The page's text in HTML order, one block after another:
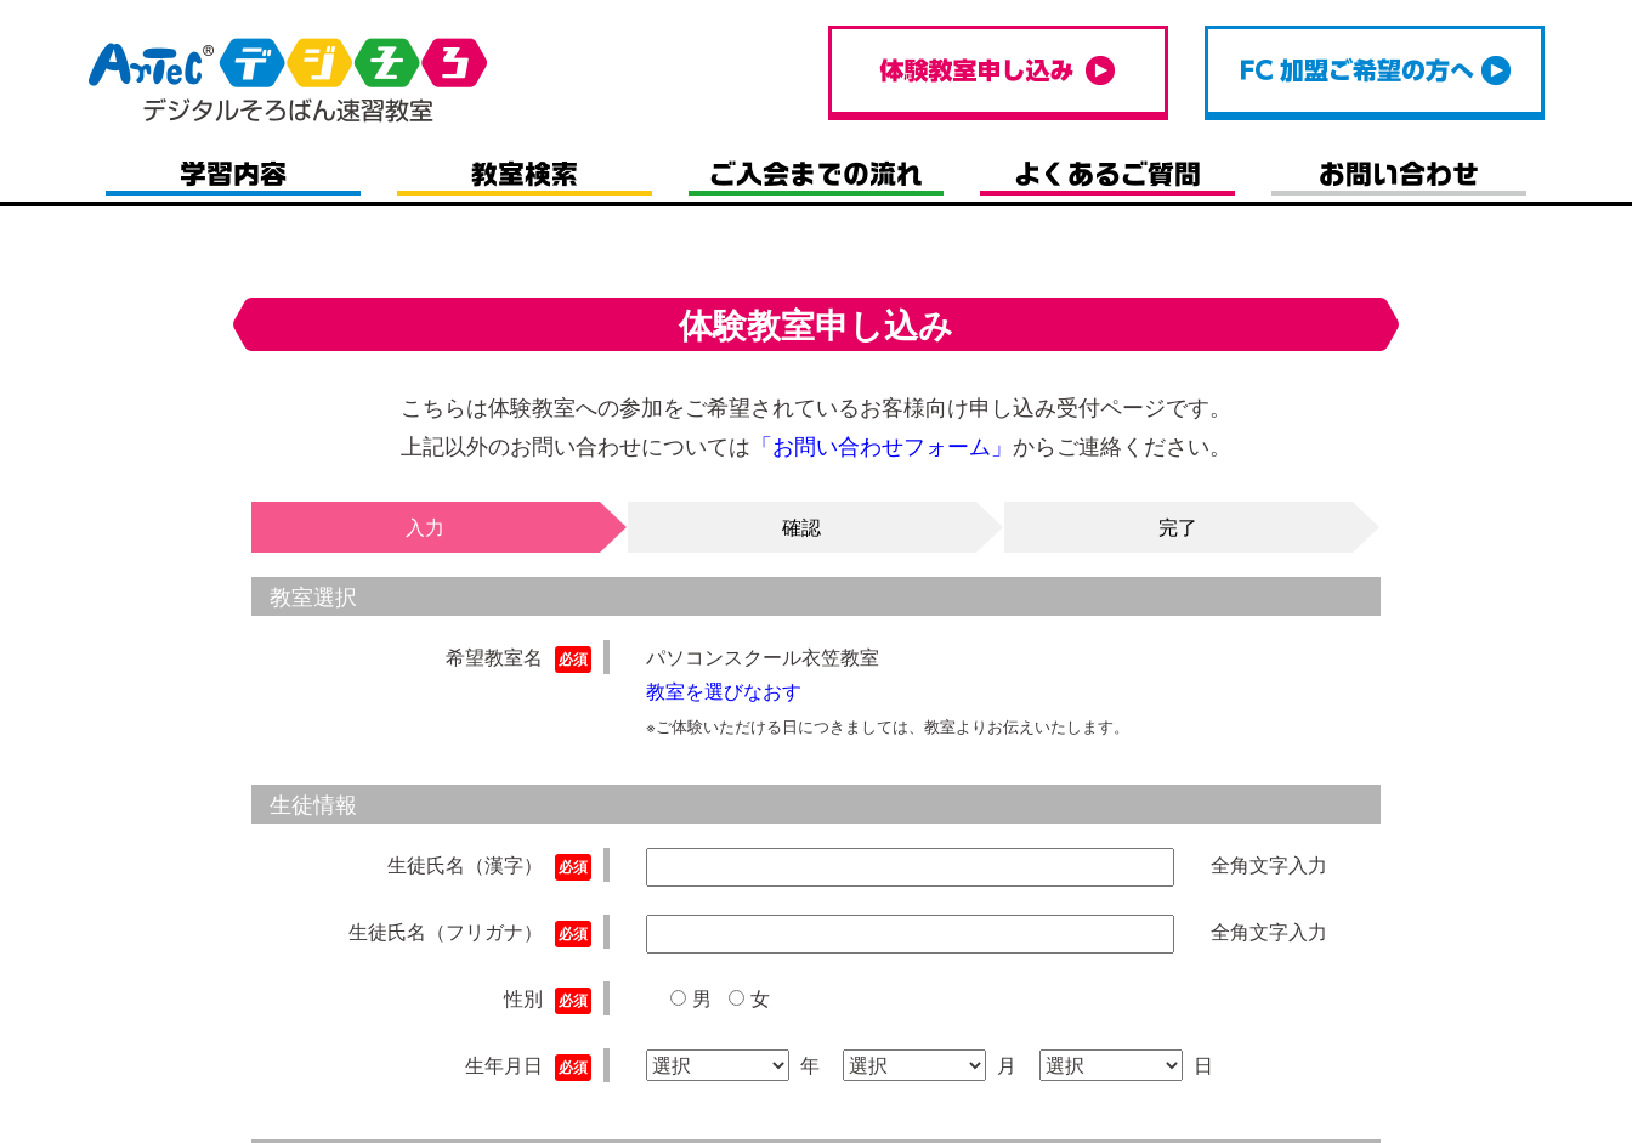
体験教室申し込み
こちらは体験教室への参加をご希望されているお客様向け申し込み受付ページです。
上記以外のお問い合わせについては 「お問い合わせフォーム」 からご連絡ください。
入力 確認 完了
教室選択
希望教室名
パソコンスクール衣笠教室
教室を選びなおす
※ご体験いただける日につきましては、教室よりお伝えいたします。
生徒情報
生徒氏名（漢字） 全角文字入力
生徒氏名（フリガナ） 全角文字入力
性別 男 女
生年月日 年 月 日